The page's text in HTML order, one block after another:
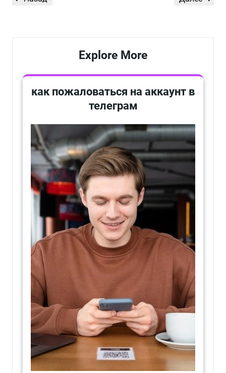
по
Explore More
как пожаловаться на аккаунт в
телеграм